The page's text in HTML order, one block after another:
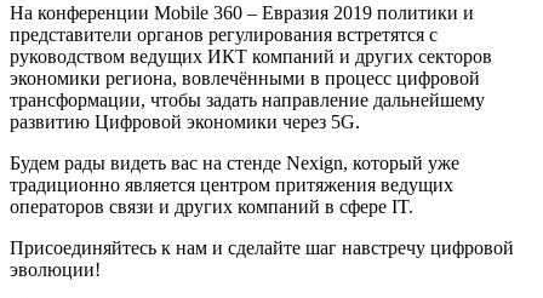
На конференции Mobile 360 – Евразия 2019 политики и
представители органов регулирования встретятся с
руководством ведущих ИКТ компаний и других секторов
экономики региона, вовлечёнными в процесс цифровой
трансформации, чтобы задать направление дальнейшему
развитию Цифровой экономики через 5G.
Будем рады видеть вас на стенде Nexign, который уже
традиционно является центром притяжения ведущих
операторов связи и других компаний в сфере IT.
Присоединяйтесь к нам и сделайте шаг навстречу цифровой
эволюции!